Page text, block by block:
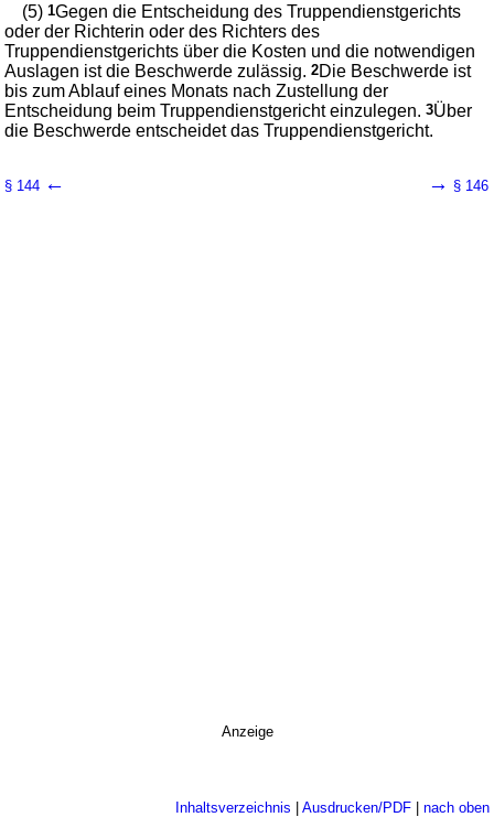
(5)1Gegen die Entscheidung des Truppendienstgerichts
oder der Richterin oder des Richters des
Truppendienstgerichts über die Kosten und die notwendigen
Auslagen ist die Beschwerde zulässig.2Die Beschwerde ist
bis zum Ablauf eines Monats nach Zustellung der
Entscheidung beim Truppendienstgericht einzulegen.3Über
die Beschwerde entscheidet das Truppendienstgericht.
§ 144 ← → § 146
Anzeige
Inhaltsverzeichnis | Ausdrucken/PDF| nach oben